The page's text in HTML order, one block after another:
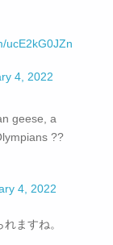
ucE2kG0JZn
4, 2022
geese, a
??
4, 2022
ますね。